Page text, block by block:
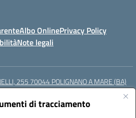
di tracciamento
Albo OnlinePrivacy Policy
Note legali
255 70044 POLIGNANO A MARE (BA)
BAIC87200N@pec.istruzione.it